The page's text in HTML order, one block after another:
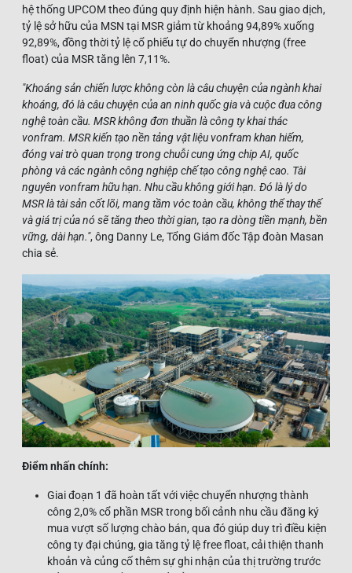
hệ thống UPCOM theo đúng quy định hiện hành. Sau giao dịch,
tỷ lệ sở hữu của MSN tại MSR giảm từ khoảng 94,89% xuống
92,89%, đồng thời tỷ lệ cổ phiếu tự do chuyển nhượng (free
float) của MSR tăng lên 7,11%.
"Khoáng sản chiến lược không còn là câu chuyện của ngành khai
khoáng, đó là câu chuyện của an ninh quốc gia và cuộc đua công
nghệ toàn cầu. MSR không đơn thuần là công ty khai thác
vonfram. MSR kiến tạo nền tảng vật liệu vonfram khan hiếm,
đóng vai trò quan trọng trong chuỗi cung ứng chip AI, quốc
phòng và các ngành công nghiệp chế tạo công nghệ cao. Tài
nguyên vonfram hữu hạn. Nhu cầu không giới hạn. Đó là lý do
MSR là tài sản cốt lõi, mang tầm vóc toàn cầu, không thể thay thế
và giá trị của nó sẽ tăng theo thời gian, tạo ra dòng tiền mạnh, bền
vững, dài hạn.", ông Danny Le, Tổng Giám đốc Tập đoàn Masan
chia sẻ.
Điểm nhấn chính:
Giai đoạn 1 đã hoàn tất với việc chuyển nhượng thành
công 2,0% cổ phần MSR trong bối cảnh nhu cầu đăng ký
mua vượt số lượng chào bán, qua đó giúp duy trì điều kiện
công ty đại chúng, gia tăng tỷ lệ free float, cải thiện thanh
khoản và củng cố thêm sự ghi nhận của thị trường trước